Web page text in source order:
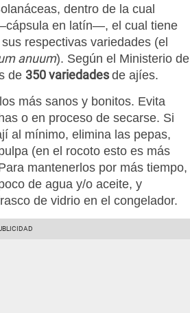
dentro de la cual
en latín—, el cual tiene
respectivas variedades (el
anuum). Según el Ministerio de
de 350 variedades de ajíes.
más sanos y bonitos. Evita
o en proceso de secarse. Si
al mínimo, elimina las pepas,
(en el rocoto esto es más
mantenerlos por más tiempo,
de agua y/o aceite, y
de vidrio en el congelador.